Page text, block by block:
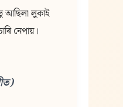
আছিলা লুকাই
নেপায়।